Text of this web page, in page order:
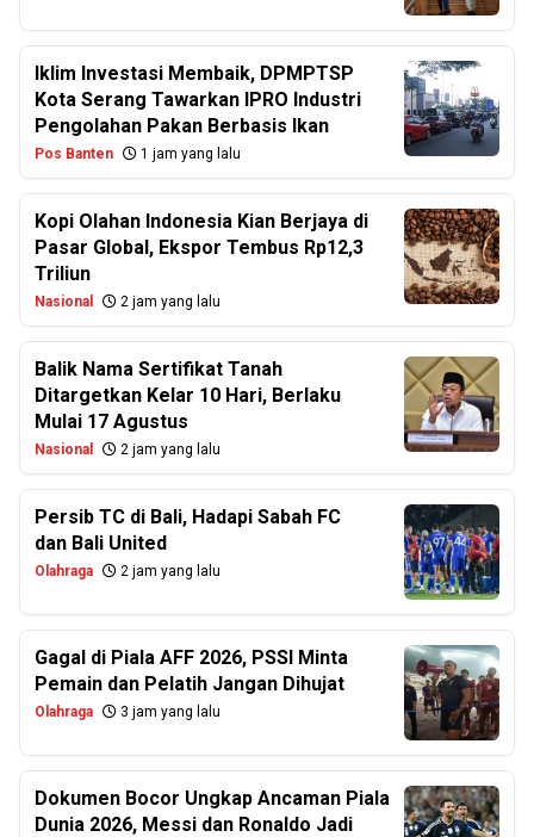
Iklim Investasi Membaik, DPMPTSP
Kota Serang Tawarkan IPRO Industri
Pengolahan Pakan Berbasis Ikan
Pos Banten 1 jam yang lalu
Kopi Olahan Indonesia Kian Berjaya di
Pasar Global, Ekspor Tembus Rp12,3
Triliun
Nasional 2 jam yang lalu
Balik Nama Sertifikat Tanah
Ditargetkan Kelar 10 Hari, Berlaku
Mulai 17 Agustus
Nasional 2 jam yang lalu
Persib TC di Bali, Hadapi Sabah FC
dan Bali United
Olahraga 2 jam yang lalu
Gagal di Piala AFF 2026, PSSI Minta
Pemain dan Pelatih Jangan Dihujat
Olahraga 3 jam yang lalu
Dokumen Bocor Ungkap Ancaman Piala
Dunia 2026, Messi dan Ronaldo Jadi